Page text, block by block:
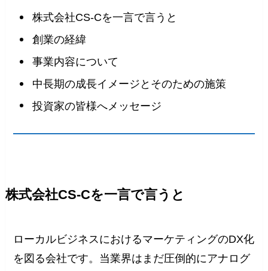
株式会社CS-Cを一言で言うと
創業の経緯
事業内容について
中長期の成長イメージとそのための施策
投資家の皆様へメッセージ
株式会社CS-Cを一言で言うと
ローカルビジネスにおけるマーケティングのDX化
を図る会社です。当業界はまだ圧倒的にアナログ